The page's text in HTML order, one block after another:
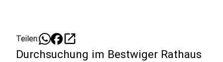
Teilen: open_in_new
Durchsuchung im Bestwiger Rathaus